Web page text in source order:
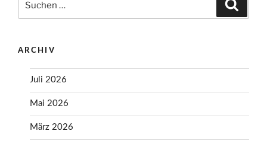
nach:
ARCHIV
Juli 2026
Mai 2026
März 2026